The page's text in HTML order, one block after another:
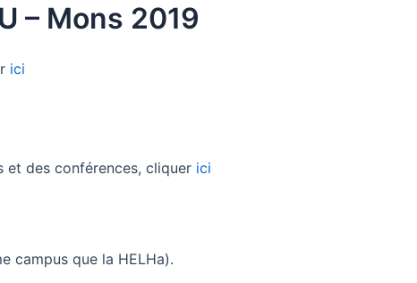
– Mons 2019
ici
et des conférences, cliquer ici
campus que la HELHa).